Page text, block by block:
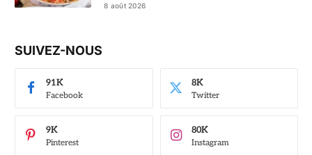
8 août 2026
SUIVEZ-NOUS
Facebook
91K
Twitter
8K
Pinterest
9K
Instagram
80K